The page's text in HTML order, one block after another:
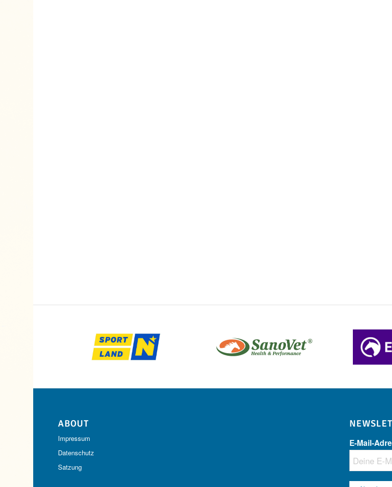
ABOUT
Impressum
Datenschutz
Satzung
E-Mail-